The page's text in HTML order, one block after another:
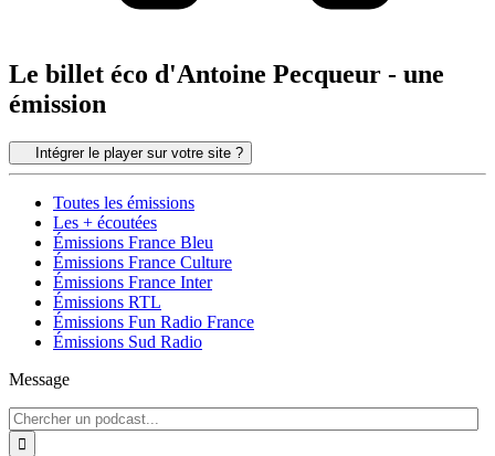
Le billet éco d'Antoine Pecqueur - une
émission
Intégrer le player sur votre site ?
Toutes les émissions
Les + écoutées
Émissions France Bleu
Émissions France Culture
Émissions France Inter
Émissions RTL
Émissions Fun Radio France
Émissions Sud Radio
Message